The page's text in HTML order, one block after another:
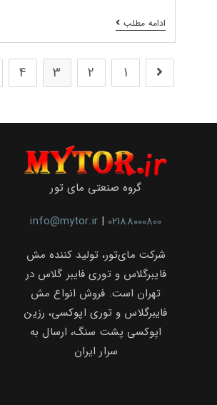
ادامه مطلبمقاله:
نقش
مای‌تور
در
کاهش
نگهداری
رفتن به صفحه قبلی
1
2
3
4
گروه صنعتی مای تور
info@mytor.ir| 02188000800
شرکت مای‌تور، تولید کننده مش
فایبرگلاس و توری فایبر گلاس در
تهران است. فروش انواع مش
فایبرگلاس و توری اپوکسی، رزین
اپوکسی پشت سنگ، ارسال به
سرار ایران